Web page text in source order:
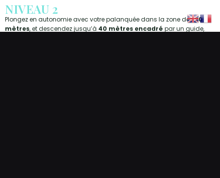
NIVEAU 2
Plongez en autonomie avec votre palanquée dans la zone des20
mètres, et descendez jusqu’à 40 mètres encadré par un guide,